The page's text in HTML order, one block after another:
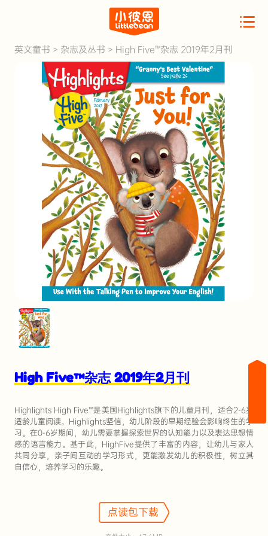
英文童书 > 杂志及丛书 > High Five™杂志 2019年2月刊
High Five™杂志 2019年2月刊
Highlights High Five™是美国Highlights旗下的儿童月刊，适合2-6岁
适龄儿童阅读。Highlights坚信，幼儿阶段的早期经验会影响终生的学
习。在0-6岁期间，幼儿需要掌握探索世界的认知能力以及表达思想情
感的语言能力。基于此，HighFive提供了丰富的内容，让幼儿与家人
共同分享，亲子间互动的学习形式，更能激发幼儿的积极性，树立其
自信心，培养学习的乐趣。
点读包下载